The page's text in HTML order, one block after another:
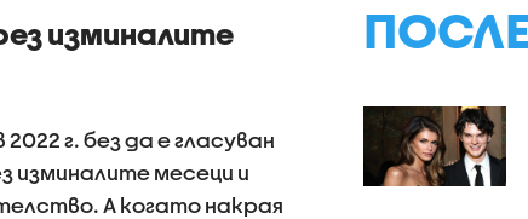
Америка
изминалите
г. без да е гласуван
изминалите месеци и
А когато накрая